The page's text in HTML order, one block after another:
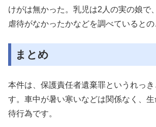
けがは無かった。乳児は2人の実の娘で
虐待がなかったかなどを調べているとの
まとめ
本件は、保護責任者遺棄罪というれっ
す。車中が暑い寒いなどは関係なく、
待行為です。